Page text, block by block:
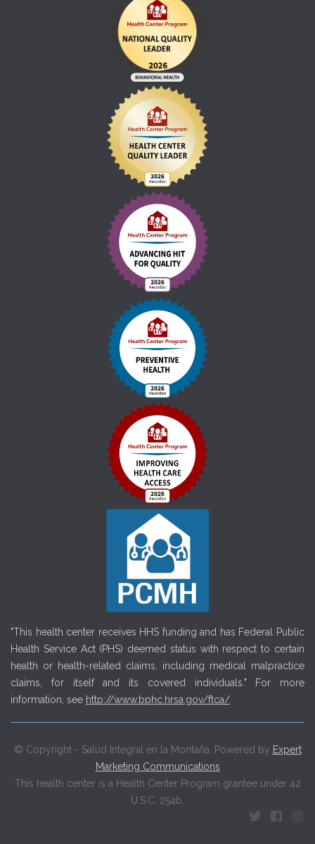
"This health center receives HHS funding and has Federal Public
Health Service Act (PHS) deemed status with respect to certain
health or health-related claims, including medical malpractice
claims, for itself and its covered individuals." For more
information, see http://www.bphc.hrsa.gov/ftca/
© Copyright - Salud Integral en la Montaña. Powered by Expert
Marketing Communications
This health center is a Health Center Program grantee under 42
U.S.C. 254b.